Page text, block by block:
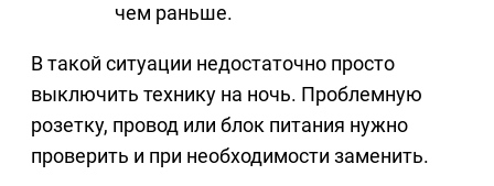
чем раньше.
В такой ситуации недостаточно просто
выключить технику на ночь. Проблемную
розетку, провод или блок питания нужно
проверить и при необходимости заменить.